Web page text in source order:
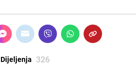
Dijeljenja 326